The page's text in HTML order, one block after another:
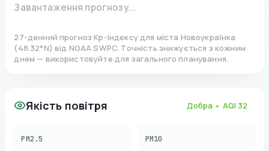
Завантаження прогнозу...
27-денний прогноз Kp-індексу для міста Новоукраїнка
(48.32°N)від NOAA SWPC. Точність знижується з кожним
днем — використовуйте для загального планування.
Якість повітря Добра • AQI 32
PM2.5 PM10